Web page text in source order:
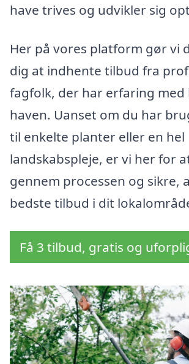
have trives og udvikler sig
Her på vores platform gør vi
dig at indhente tilbud fra
fagfolk, der har erfaring
haven. Uanset om du har
til enkelte planter eller en hel
landskabspleje, er vi her for
gennem processen og sikre,
bedste tilbud i dit
Få 3 tilbud, gratis og